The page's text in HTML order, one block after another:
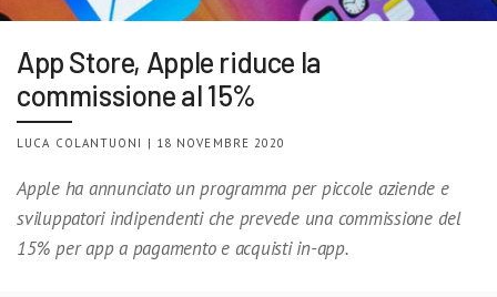
App Store, Apple riduce la
commissione al 15%
LUCA COLANTUONI | 18 NOVEMBRE 2020
Apple ha annunciato un programma per piccole aziende e
sviluppatori indipendenti che prevede una commissione del
15% per app a pagamento e acquisti in-app.